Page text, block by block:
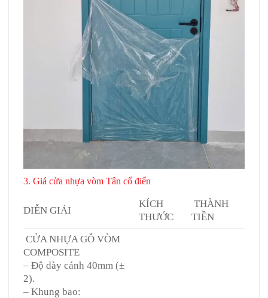
3. Giá cửa nhựa vòm Tân cổ điển
DIỄN GIẢI
KÍCH
THƯỚC
THÀNH
TIỀN
CỬA NHỰA GỖ VÒM
COMPOSITE
– Độ dày cánh 40mm (±
2).
– Khung bao: